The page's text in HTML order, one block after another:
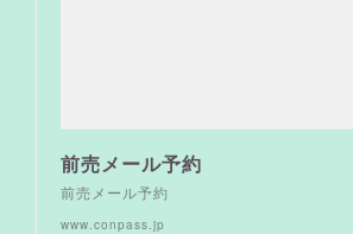
前売メール予約
前売メール予約
www.conpass.jp